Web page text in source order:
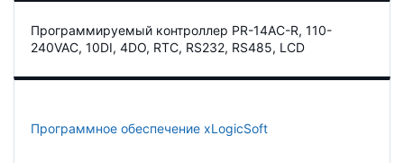
Программируемый контроллер PR-14AC-R, 110-
240VAC, 10DI, 4DO, RTC, RS232, RS485, LCD
Программное обеспечение xLogicSoft